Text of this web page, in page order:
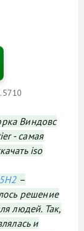
Виндовс
- самая
iso
–
решение
людей. Так,
и